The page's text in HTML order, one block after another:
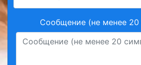
Сообщение (не менее 20